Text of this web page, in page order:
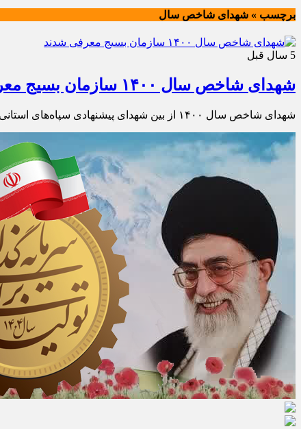
برچسب » شهدای شاخص سال
5 سال قبل
شهدای شاخص سال ۱۴۰۰ سازمان بسیج معرفی شدند
شهدای شاخص سال ۱۴۰۰ از بین شهدای پیشنهادی سپاه‌های استانی و سازمان‌های اقشاری سازمان بسیج مستضعفین توسط سردار غلامرضا سلیمانی تصویب شدند.